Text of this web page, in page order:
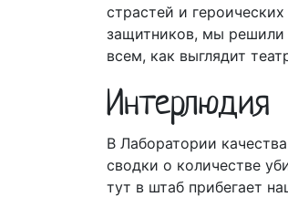
страстей и
защитников, мы решили
всем, как выглядит
Интерлюдия
В Лаборатории
сводки о количестве
тут в штаб прибегает